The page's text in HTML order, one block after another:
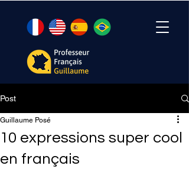
Post
10 expressions super cool
en français
Guillaume Posé